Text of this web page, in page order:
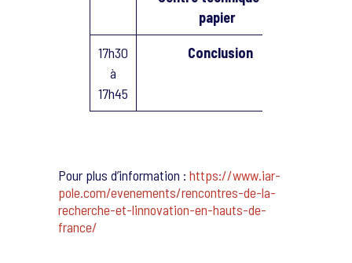
papier
17h30
à
17h45
Conclusion
Pour plus d’information : https://www.iar-
pole.com/evenements/rencontres-de-la-
recherche-et-linnovation-en-hauts-de-
france/